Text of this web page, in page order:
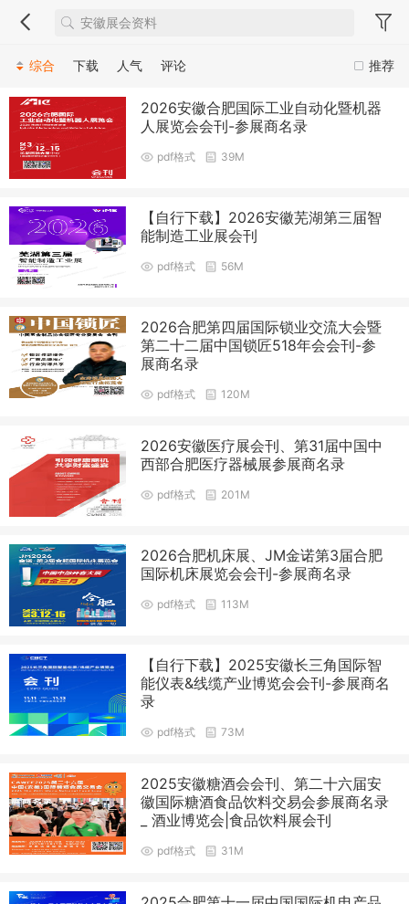
推荐
综合 下载 人气 评论
2026安徽合肥国际工业自动化暨机器
人展览会会刊-参展商名录
pdf格式 39M
【自行下载】2026安徽芜湖第三届智
能制造工业展会刊
pdf格式 56M
2026合肥第四届国际锁业交流大会暨
第二十二届中国锁匠518年会会刊-参
展商名录
pdf格式 120M
2026安徽医疗展会刊、第31届中国中
西部合肥医疗器械展参展商名录
pdf格式 201M
2026合肥机床展、JM金诺第3届合肥
国际机床展览会会刊-参展商名录
pdf格式 113M
【自行下载】2025安徽长三角国际智
能仪表&线缆产业博览会会刊-参展商名
录
pdf格式 73M
2025安徽糖酒会会刊、第二十六届安
徽国际糖酒食品饮料交易会参展商名录
_ 酒业博览会|食品饮料展会刊
pdf格式 31M